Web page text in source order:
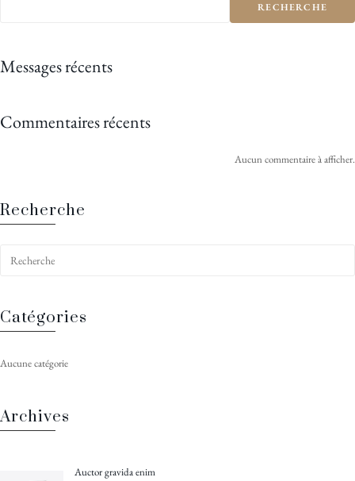
RECHERCHE
Messages récents
Commentaires récents
Aucun commentaire à afficher.
Recherche
Catégories
Aucune catégorie
Archives
Auctor gravida enim